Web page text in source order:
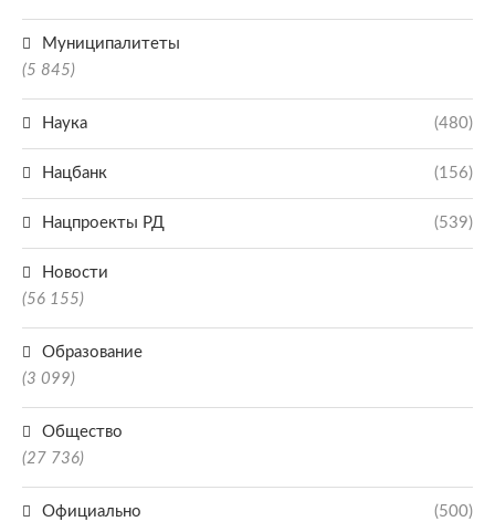
Муниципалитеты
(5 845)
Наука (480)
Нацбанк (156)
Нацпроекты РД (539)
Новости
(56 155)
Образование
(3 099)
Общество
(27 736)
Официально (500)